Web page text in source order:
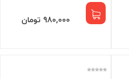
980,000 تومان